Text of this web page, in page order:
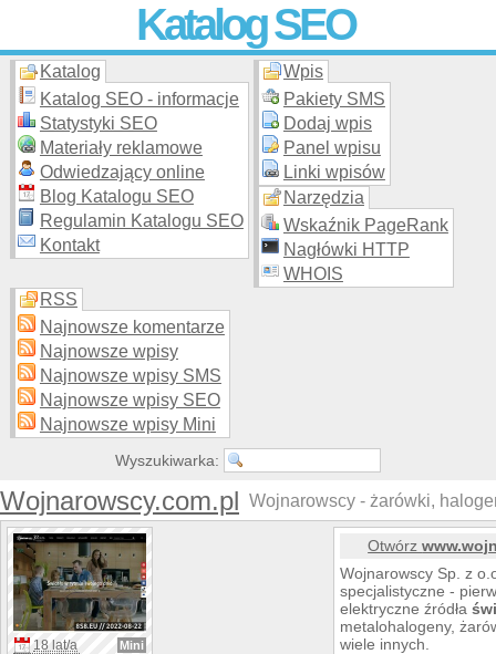
Katalog SEO
Skuteczna i promocja stron WWW –
moderowanego katalogu za darmo!
Katalog
Katalog SEO - informacje
Statystyki SEO
Materiały reklamowe
Odwiedzający online
Blog Katalogu SEO
Regulamin Katalogu SEO
Kontakt
Wpis
Pakiety SMS
Dodaj wpis
Panel wpisu
Linki wpisów
Narzędzia
Wskaźnik PageRank
Nagłówki HTTP
WHOIS
RSS
Najnowsze komentarze
Najnowsze wpisy
Najnowsze wpisy SMS
Najnowsze wpisy SEO
Najnowsze wpisy Mini
Wyszukiwarka:
Wojnarowscy.com.pl Wojnarowscy - żarówki,
18 lat/a Mini
Otwórz
Wojnarowscy Sp. z
specjalistyczne -
elektryczne źródła
metalohalogeny,
wiele innych.